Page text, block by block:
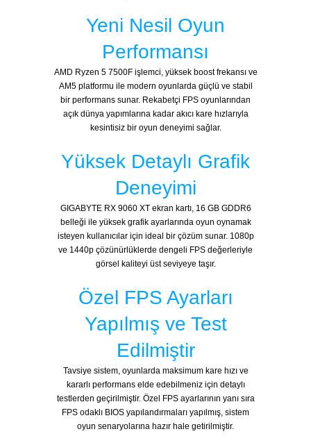
Yeni Nesil Oyun
Performansı
AMD Ryzen 5 7500F işlemci, yüksek boost frekansı ve
AM5 platformu ile modern oyunlarda güçlü ve stabil
bir performans sunar. Rekabetçi FPS oyunlarından
açık dünya yapımlarına kadar akıcı kare hızlarıyla
kesintisiz bir oyun deneyimi sağlar.
Yüksek Detaylı Grafik
Deneyimi
GIGABYTE RX 9060 XT ekran kartı, 16 GB GDDR6
belleği ile yüksek grafik ayarlarında oyun oynamak
isteyen kullanıcılar için ideal bir çözüm sunar. 1080p
ve 1440p çözünürlüklerde dengeli FPS değerleriyle
görsel kaliteyi üst seviyeye taşır.
Özel FPS Ayarları
Yapılmış ve Test
Edilmiştir
Tavsiye sistem, oyunlarda maksimum kare hızı ve
kararlı performans elde edebilmeniz için detaylı
testlerden geçirilmiştir. Özel FPS ayarlarının yanı sıra
FPS odaklı BIOS yapılandırmaları yapılmış, sistem
oyun senaryolarına hazır hale getirilmiştir.